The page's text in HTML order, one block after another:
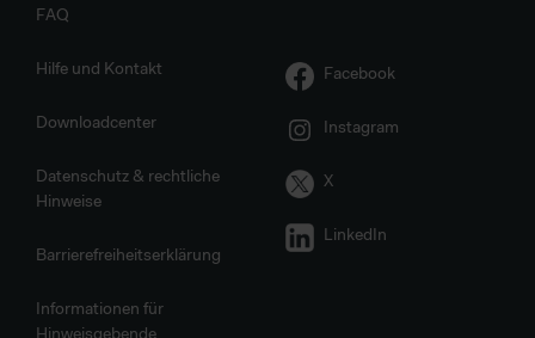
FAQ
Hilfe und Kontakt
Downloadcenter
Datenschutz & rechtliche
Hinweise
Barrierefreiheitserklärung
Informationen für
Hinweisgebende
Facebook
Instagram
X
LinkedIn